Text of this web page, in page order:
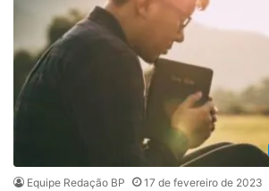
Equipe Redação BP 17 de fevereiro de 2023